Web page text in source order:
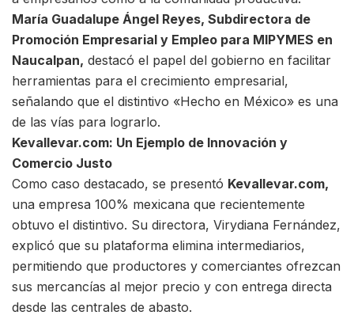
María Guadalupe Ángel Reyes, Subdirectora de
Promoción Empresarial y Empleo para MIPYMES en
Naucalpan, destacó el papel del gobierno en facilitar
herramientas para el crecimiento empresarial,
señalando que el distintivo «Hecho en México» es una
de las vías para lograrlo.
Kevallevar.com: Un Ejemplo de Innovación y
Comercio Justo
Como caso destacado, se presentó Kevallevar.com,
una empresa 100% mexicana que recientemente
obtuvo el distintivo. Su directora, Virydiana Fernández,
explicó que su plataforma elimina intermediarios,
permitiendo que productores y comerciantes ofrezcan
sus mercancías al mejor precio y con entrega directa
desde las centrales de abasto.